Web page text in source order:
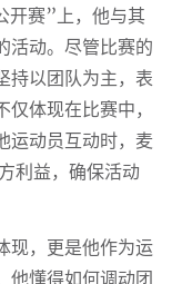
开赛”上，他与其
活动。尽管比赛的
持以团队为主，表
体现在比赛中，
运动员互动时，麦
利益，确保活动
现，更是他作为运